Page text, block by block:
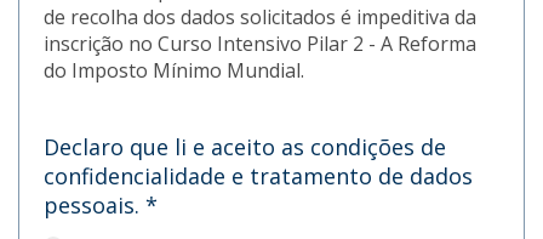
de recolha dos dados solicitados é impeditiva da
inscrição no Curso Intensivo Pilar 2 - A Reforma
do Imposto Mínimo Mundial.
Declaro que li e aceito as condições de
confidencialidade e tratamento de dados
pessoais. *